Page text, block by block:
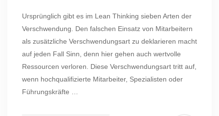
Ursprünglich gibt es im Lean Thinking sieben Arten der
Verschwendung. Den falschen Einsatz von Mitarbeitern
als zusätzliche Verschwendungsart zu deklarieren macht
auf jeden Fall Sinn, denn hier gehen auch wertvolle
Ressourcen verloren. Diese Verschwendungsart tritt auf,
wenn hochqualifizierte Mitarbeiter, Spezialisten oder
Führungskräfte …